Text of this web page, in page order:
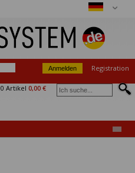
Registration
0 Artikel 0,00 €